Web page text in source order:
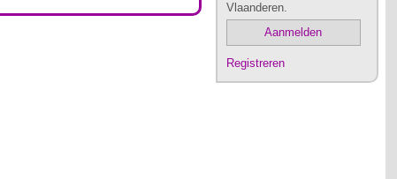
Vlaanderen.
Aanmelden
Registreren